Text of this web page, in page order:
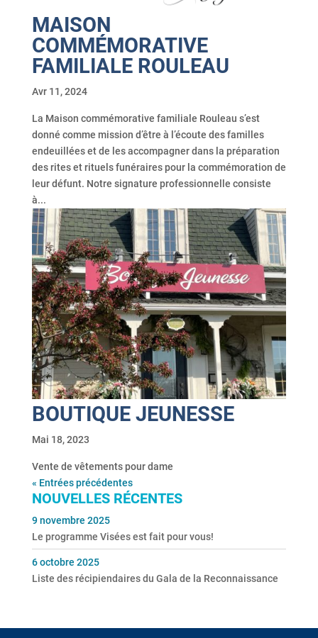
MAISON
COMMÉMORATIVE
FAMILIALE ROULEAU
Avr 11, 2024
La Maison commémorative familiale Rouleau s’est
donné comme mission d’être à l’écoute des familles
endeuillées et de les accompagner dans la préparation
des rites et rituels funéraires pour la commémoration de
leur défunt. Notre signature professionnelle consiste
à...
BOUTIQUE JEUNESSE
Mai 18, 2023
Vente de vêtements pour dame
« Entrées précédentes
NOUVELLES RÉCENTES
Le programme Visées est fait pour vous!
9 novembre 2025
Liste des récipiendaires du Gala de la Reconnaissance
6 octobre 2025